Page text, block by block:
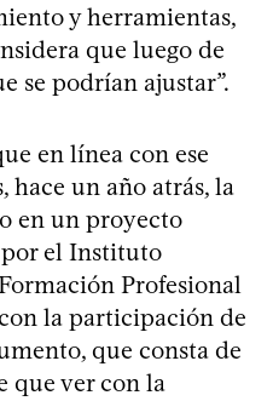
y herramientas,
que luego de
se podrían ajustar”.
en línea con ese
hace un año atrás, la
en un proyecto
el Instituto
Profesional
la participación de
que consta de
que ver con la